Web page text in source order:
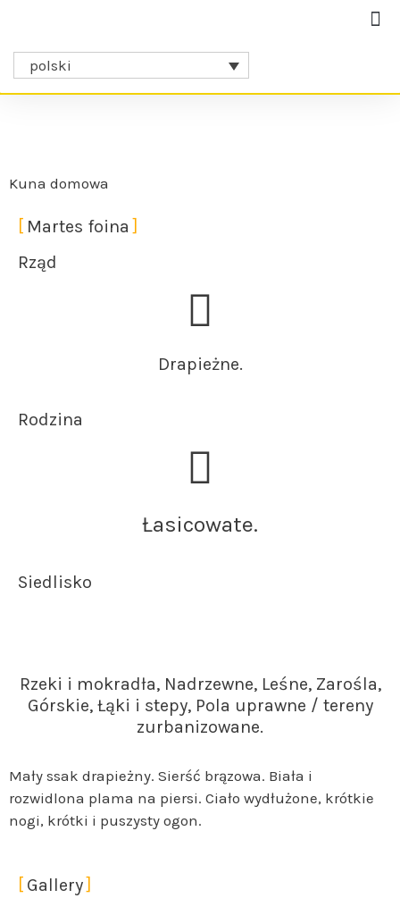
polski
Kuna domowa
Martes foina
Rząd
Drapieżne.
Rodzina
Łasicowate.
Siedlisko
Rzeki i mokradła, Nadrzewne, Leśne, Zarośla,
Górskie, Łąki i stepy, Pola uprawne / tereny
zurbanizowane.
Mały ssak drapieżny. Sierść brązowa. Biała i
rozwidlona plama na piersi. Ciało wydłużone, krótkie
nogi, krótki i puszysty ogon.
Gallery